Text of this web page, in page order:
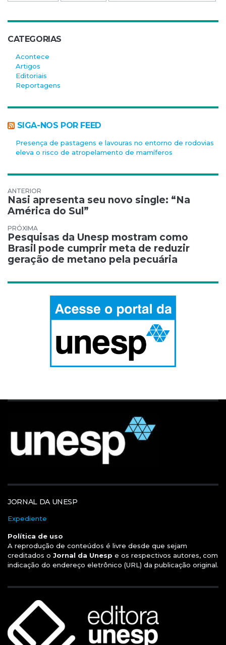
CATEGORIAS
Acontece
Artigos
Editoriais
Reportagens
SIGA-NOS POR FEED
Presença de pastagens e lavouras no entorno de rodovias
eleva o risco de atropelamento de mamíferos
Navegação de Post
Nasi apresenta seu novo single: “Na
América do Sul”
Pesquisas da Unesp mostram como
Brasil pode cumprir meta de reduzir
geração de metano pela pecuária
JORNAL DA UNESP
Expediente
Política de uso
A reprodução de conteúdos é livre desde que sejam
creditados o Jornal da Unesp e os respectivos autores, com
indicação do endereço eletrônico (URL) da publicação original.